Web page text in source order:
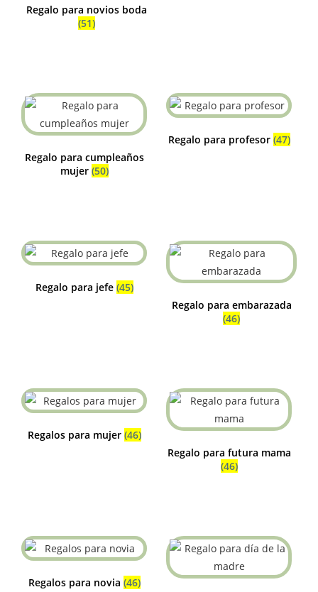
Regalo para novios boda
(51)
Regalo para cumpleaños
mujer (50)
Regalo para profesor (47)
Regalo para jefe (45)
Regalo para embarazada
(46)
Regalos para mujer (46)
Regalo para futura mama
(46)
Regalos para novia (46)